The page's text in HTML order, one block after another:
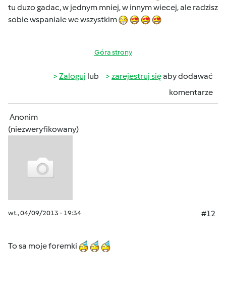
tu duzo gadac, w jednym mniej, w innym wiecej, ale radzisz
sobie wspaniale we wszystkim
Góra strony
Zaloguj lub zarejestruj sięaby dodawać
komentarze
Anonim
(niezweryfikowany)
wt., 04/09/2013 - 19:34 #12
To sa moje foremki